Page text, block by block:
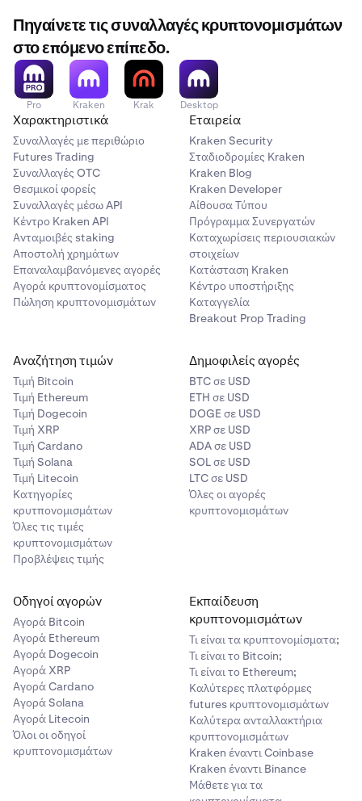
Πηγαίνετε τις συναλλαγές κρυπτονομισμάτων
στο επόμενο επίπεδο.
Pro Kraken Krak Desktop
Χαρακτηριστικά
Συναλλαγές με περιθώριο
Futures Trading
Συναλλαγές OTC
Θεσμικοί φορείς
Συναλλαγές μέσω API
Κέντρο Kraken API
Ανταμοιβές staking
Αποστολή χρημάτων
Επαναλαμβανόμενες αγορές
Αγορά κρυπτονομίσματος
Πώληση κρυπτονομισμάτων
Εταιρεία
Kraken Security
Σταδιοδρομίες Kraken
Kraken Blog
Kraken Developer
Αίθουσα Τύπου
Πρόγραμμα Συνεργατών
Καταχωρίσεις περιουσιακών
στοιχείων
Κατάσταση Kraken
Κέντρο υποστήριξης
Καταγγελία
Breakout Prop Trading
Αναζήτηση τιμών
Τιμή Βitcoin
Τιμή Ethereum
Τιμή Dogecoin
Τιμή XRP
Τιμή Cardano
Τιμή Solana
Τιμή Litecoin
Κατηγορίες
κρυτπονομισμάτων
Όλες τις τιμές
κρυπτονομισμάτων
Προβλέψεις τιμής
Δημοφιλείς αγορές
BTC σε USD
ETH σε USD
DOGE σε USD
XRP σε USD
ADA σε USD
SOL σε USD
LTC σε USD
Όλες οι αγορές
κρυπτονομισμάτων
Οδηγοί αγορών
Αγορά Bitcoin
Αγορά Ethereum
Αγορά Dogecoin
Αγορά XRP
Αγορά Cardano
Αγορά Solana
Αγορά Litecoin
Όλοι οι οδηγοί
κρυπτονομισμάτων
Εκπαίδευση
κρυπτονομισμάτων
Τι είναι τα κρυπτονομίσματα;
Τι είναι το Bitcoin;
Τι είναι το Ethereum;
Καλύτερες πλατφόρμες
futures κρυπτονομισμάτων
Καλύτερα ανταλλακτήρια
κρυπτονομισμάτων
Kraken έναντι Coinbase
Kraken έναντι Binance
Μάθετε για τα